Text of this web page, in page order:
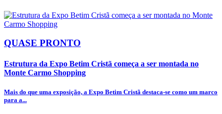
QUASE PRONTO
Estrutura da Expo Betim Cristã começa a ser montada no
Monte Carmo Shopping
Mais do que uma exposição, a Expo Betim Cristã destaca-se como um marco
para a...